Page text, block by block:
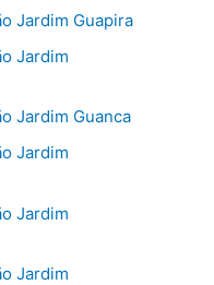
Jardim Guapira
Jardim
Jardim Guanca
Jardim
Jardim
Jardim